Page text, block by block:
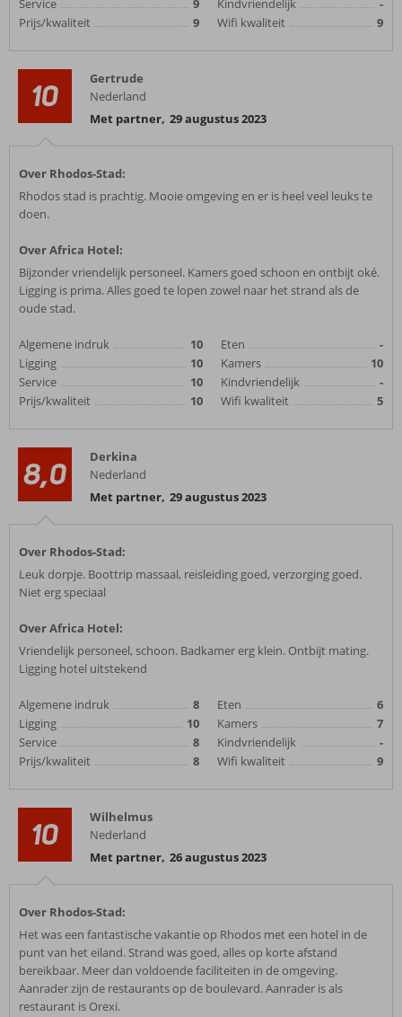
Service
9
Prijs/kwaliteit
9
Kindvriendelijk
-
Wifi kwaliteit
9
10
Gertrude
Nederland
Met partner, 29 augustus 2023
Over Rhodos-Stad:
Rhodos stad is prachtig. Mooie omgeving en er is heel veel leuks te
doen.
Over Africa Hotel:
Bijzonder vriendelijk personeel. Kamers goed schoon en ontbijt oké.
Ligging is prima. Alles goed te lopen zowel naar het strand als de
oude stad.
Algemene indruk
10
Ligging
10
Service
10
Prijs/kwaliteit
10
Eten
-
Kamers
10
Kindvriendelijk
-
Wifi kwaliteit
5
8,0
Derkina
Nederland
Met partner, 29 augustus 2023
Over Rhodos-Stad:
Leuk dorpje. Boottrip massaal, reisleiding goed, verzorging goed.
Niet erg speciaal
Over Africa Hotel:
Vriendelijk personeel, schoon. Badkamer erg klein. Ontbijt mating.
Ligging hotel uitstekend
Algemene indruk
8
Ligging
10
Service
8
Prijs/kwaliteit
8
Eten
6
Kamers
7
Kindvriendelijk
-
Wifi kwaliteit
9
10
Wilhelmus
Nederland
Met partner, 26 augustus 2023
Over Rhodos-Stad:
Het was een fantastische vakantie op Rhodos met een hotel in de
punt van het eiland. Strand was goed, alles op korte afstand
bereikbaar. Meer dan voldoende faciliteiten in de omgeving.
Aanrader zijn de restaurants op de boulevard. Aanrader is als
restaurant is Orexi.